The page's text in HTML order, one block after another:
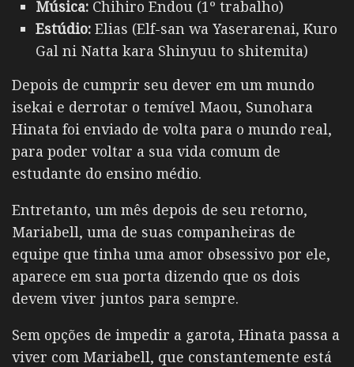
Música: Chihiro Endou (1º trabalho)
Estúdio: Elias (Elf-san wa Yaserarenai, Kuro
Gal ni Natta kara Shinyuu to shitemita)
Depois de cumprir seu dever em um mundo
isekai e derrotar o temível Maou, Sunohara
Hinata foi enviado de volta para o mundo real,
para poder voltar a sua vida comum de
estudante do ensino médio.
Entretanto, um mês depois de seu retorno,
Mariabell, uma de suas companheiras de
equipe que tinha uma amor obsessivo por ele,
aparece em sua porta dizendo que os dois
devem viver juntos para sempre.
Sem opções de impedir a garota, Hinata passa a
viver com Mariabell, que constantemente está